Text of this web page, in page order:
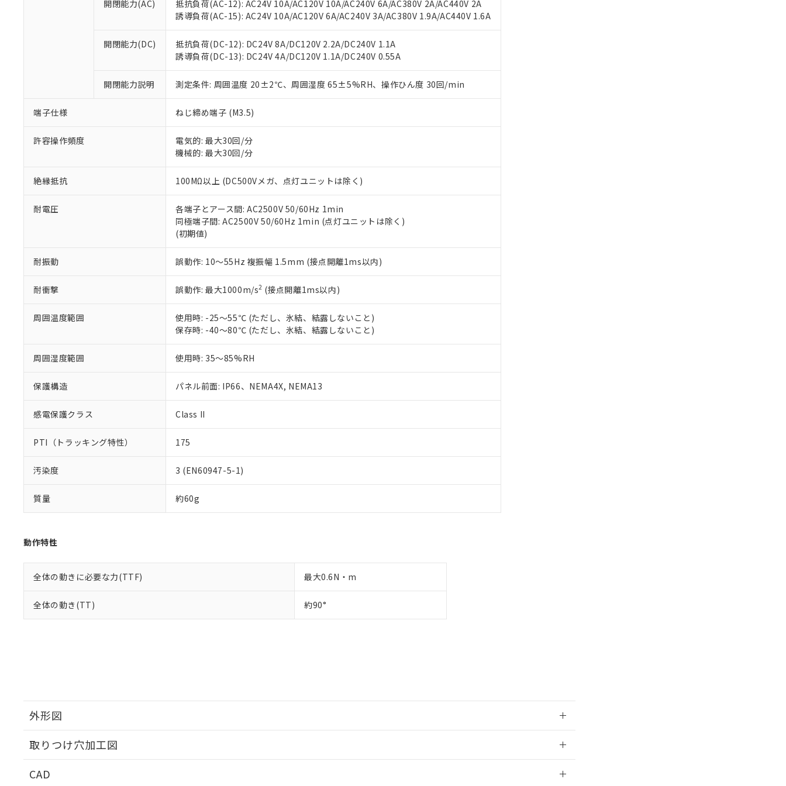
開閉能力(AC)
抵抗負荷(AC-12): AC24V 10A/AC120V 10A/AC240V 6A/AC380V 2A/AC440V 2A
誘導負荷(AC-15): AC24V 10A/AC120V 6A/AC240V 3A/AC380V 1.9A/AC440V 1.6A
開閉能力(DC)
抵抗負荷(DC-12): DC24V 8A/DC120V 2.2A/DC240V 1.1A
誘導負荷(DC-13): DC24V 4A/DC120V 1.1A/DC240V 0.55A
開閉能力説明 測定条件: 周囲温度 20±2℃、周囲湿度 65±5%RH、操作ひん度 30回/min
端子仕様 ねじ締め端子 (M3.5)
許容操作頻度
電気的: 最大30回/分
機械的: 最大30回/分
絶縁抵抗 100MΩ以上 (DC500Vメガ、点灯ユニットは除く)
耐電圧
各端子とアース間: AC2500V 50/60Hz 1min
同極端子間: AC2500V 50/60Hz 1min (点灯ユニットは除く)
(初期値)
耐振動 誤動作: 10～55Hz 複振幅 1.5mm (接点開離1ms以内)
耐衝撃 誤動作: 最大1000m/s2 (接点開離1ms以内)
周囲温度範囲
使用時: -25～55℃ (ただし、氷結、結露しないこと)
保存時: -40～80℃ (ただし、氷結、結露しないこと)
周囲湿度範囲 使用時: 35～85%RH
保護構造 パネル前面: IP66、NEMA4X, NEMA13
感電保護クラス Class II
PTI（トラッキング特性） 175
汚染度 3 (EN60947-5-1)
質量 約60g
動作特性
全体の動きに必要な力(TTF) 最大0.6N・m
全体の動き(TT) 約90°
外形図
取りつけ穴加工図
CAD
オムロン制御機器販売店や当社販売拠点は「販売ネットワーク
」をご確認ください。
在庫状況および標準価格結果を当社の事前の承諾なく第三者に漏洩または開示しないようお願いしま
マイパーツ機能（部品リスト作成サービス）をご利用いただくには、I-Webメンバーズにご登録され
ている必要があります。
お客様が当ウェブサイト上で当社にご登録された部品リストについて、当社および当社の共同利用者
が、当社の製品・サービスに関するお客様との取引・商談に必要な範囲で利用することをご了承くだ
さい。
※当社の共同利用者とは、
いる法人を指します。
部品在庫の切り替え状況などにより、予定月が前後することがあります。
※3 非含有証明書ダウンロード
下記の非含有証明書をダウンロードすることができます。
51物質の非含有証明書（当社基準）
※本証明書は発行日時点で非含有を証明するもので、過去に遡って非含有を証明するものではありません。
また、RoHS指令のフタル酸エステル類４物質の対応では、対応完了までの期間は出荷製品に未対応品が
既に当社にて対応品への在庫切替を完了していることから、特段のことがない限り、2022年1月12日よ
り割愛しております。
※2 環境保護使用期限
「ｅ」：有害物質（10物質）のすべてが基準値以下であることを示します。
「10」：通常の使用状況下において有害物質が外部に漏えいし、環境に深刻な影響を及ぼさない年数を意
味します。
また当社は、販売先および販売に係わる関係者が違法に輸出するおそれがある場合は、取り引きをい
たしません。
合意する キャンセル
－
在庫なし(最新の在庫状況については、お客様のお取引先、またはお客様担当のオムロン制御
機器販売店・当社販売員にご確認ください)
空
白
受注生産機種、また在庫状況の情報を公開していない機種